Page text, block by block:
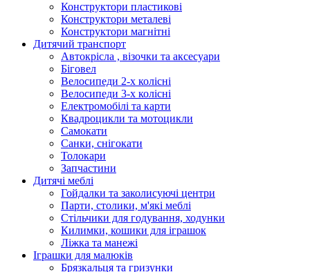
Конструктори пластикові
Конструктори металеві
Конструктори магнітні
Дитячий транспорт
Автокрісла , візочки та аксесуари
Біговел
Велосипеди 2-х колісні
Велосипеди 3-х колісні
Електромобілі та карти
Квадроцикли та мотоцикли
Самокати
Санки, снігокати
Толокари
Запчастини
Дитячі меблі
Гойдалки та заколисуючі центри
Парти, столики, м'які меблі
Стільчики для годування, ходунки
Килимки, кошики для іграшок
Ліжка та манежі
Іграшки для малюків
Брязкальця та гризунки